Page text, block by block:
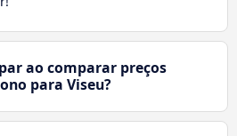
ao comparar preços
para Viseu?